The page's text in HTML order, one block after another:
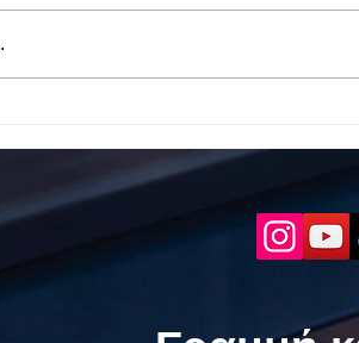
της
τις
στο
Τώρα. Με
Ελλάδας
δυνάμεις